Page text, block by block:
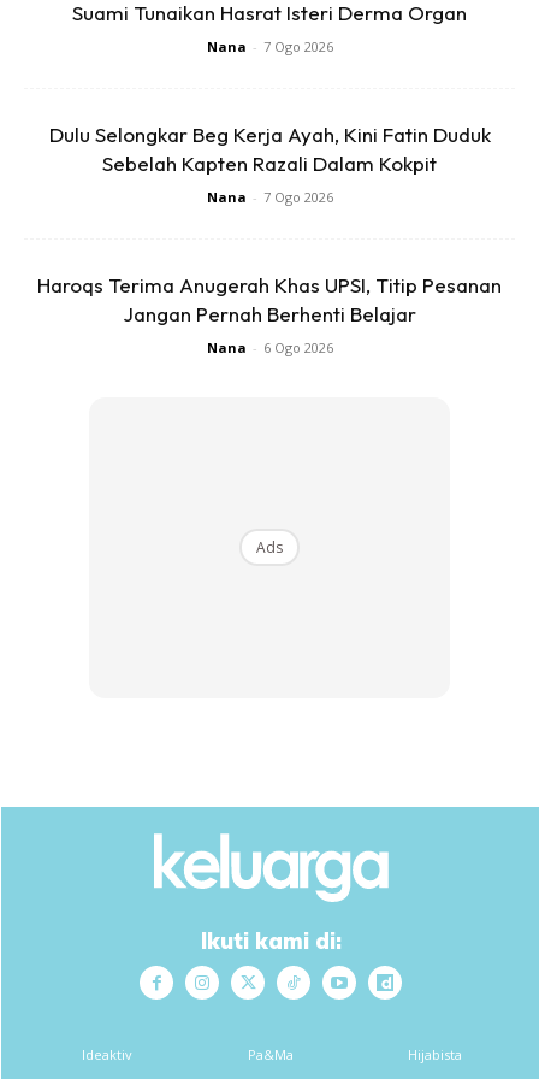
Ads
Anda mungkin berminat dengan
Suami Tunaikan Hasrat Isteri Derma Organ
Nana - 7 Ogo 2026
Dulu Selongkar Beg Kerja Ayah, Kini Fatin Duduk
Sebelah Kapten Razali Dalam Kokpit
Nana - 7 Ogo 2026
Haroqs Terima Anugerah Khas UPSI, Titip Pesanan
Jangan Pernah Berhenti Belajar
Nana - 6 Ogo 2026
Ads
Ikuti kami di:
Ideaktiv Pa&Ma Hijabista